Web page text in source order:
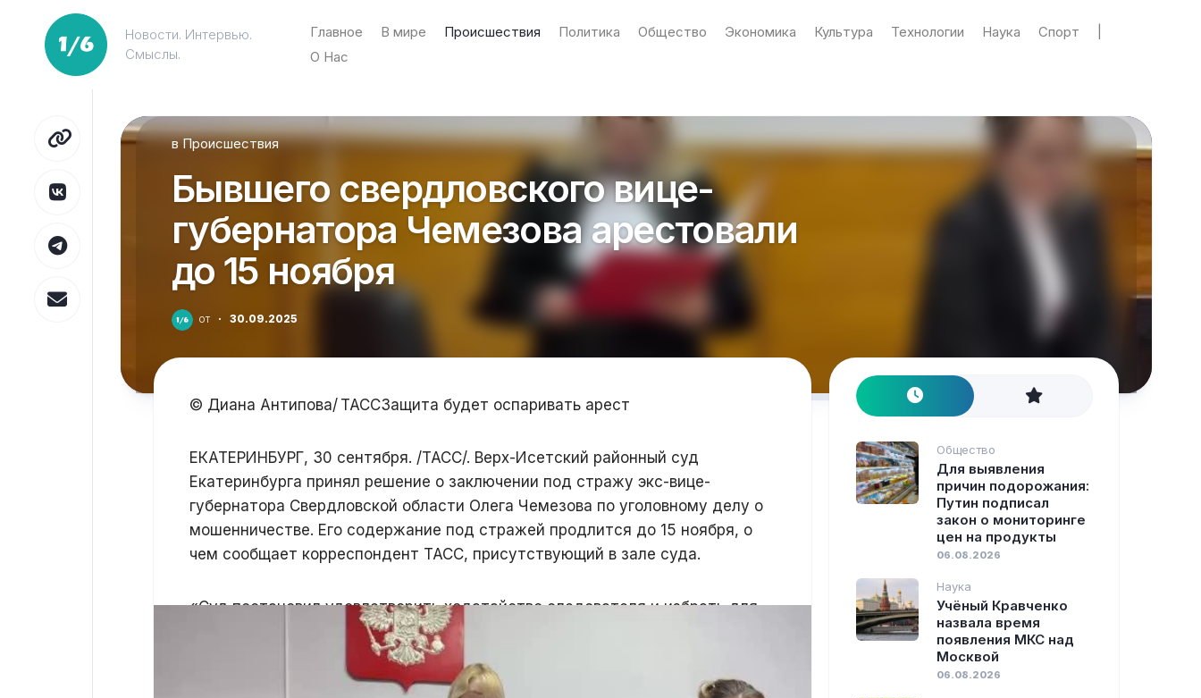
содержанию
Новости. Интервью.
Смыслы.
Главное В мире Происшествия Политика Общество Экономика Культура Технологии Наука Спорт
О Нас
вПроисшествия
Бывшего свердловского вице-
губернатора Чемезова арестовали
до 15 ноября
от · 30.09.2025
© Диана Антипова/ ТАССЗащита будет оспаривать арест
ЕКАТЕРИНБУРГ, 30 сентября. /ТАСС/. Верх-Исетский районный суд
Екатеринбурга принял решение о заключении под стражу экс-вице-
губернатора Свердловской области Олега Чемезова по уголовному делу о
мошенничестве. Его содержание под стражей продлится до 15 ноября, о
чем сообщает корреспондент ТАСС, присутствующий в зале суда.
«Суд постановил удовлетворить ходатайство следователя и избрать для
обвиняемого Чемезова меру пресечения в виде содержания под стражей
сроком на один месяц и восемнадцать суток, то есть до 15 ноября 2025
года», — заявила судья.
Общество
Для выявления
причин подорожания:
Путин подписал
закон о мониторинге
цен на продукты
06.08.2026
Наука
Учёный Кравченко
назвала время
появления МКС над
Москвой
06.08.2026